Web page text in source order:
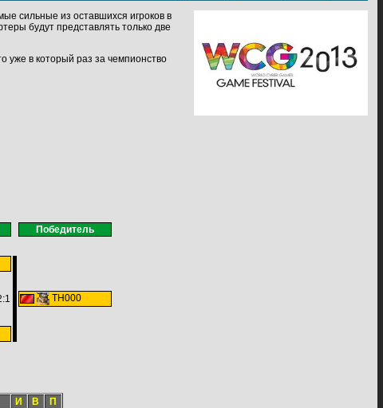
сильные из оставшихся игроков в
будут представлять только две
уже в который раз за чемпионство
Победитель
TH000
И В
П